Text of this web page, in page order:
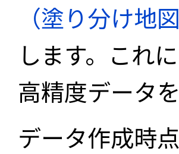
（塗り分け地図
します。これ
高精度データ
データ作成時